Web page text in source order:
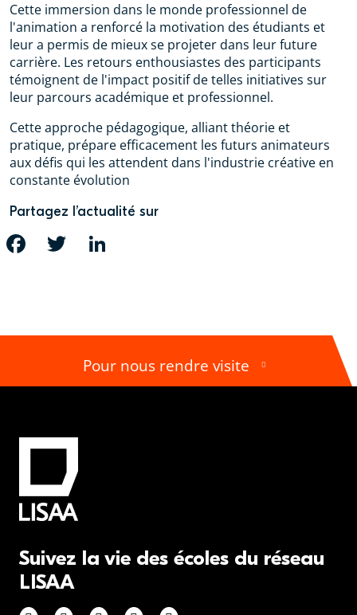
Cette immersion dans le monde professionnel de
l'animation a renforcé la motivation des étudiants et
leur a permis de mieux se projeter dans leur future
carrière. Les retours enthousiastes des participants
témoignent de l'impact positif de telles initiatives sur
leur parcours académique et professionnel.
Cette approche pédagogique, alliant théorie et
pratique, prépare efficacement les futurs animateurs
aux défis qui les attendent dans l'industrie créative en
constante évolution
Partagez l’actualité sur
FACEBOOK TWITTER
Pour nous rendre visite
Suivez la vie des écoles du réseau
LISAA